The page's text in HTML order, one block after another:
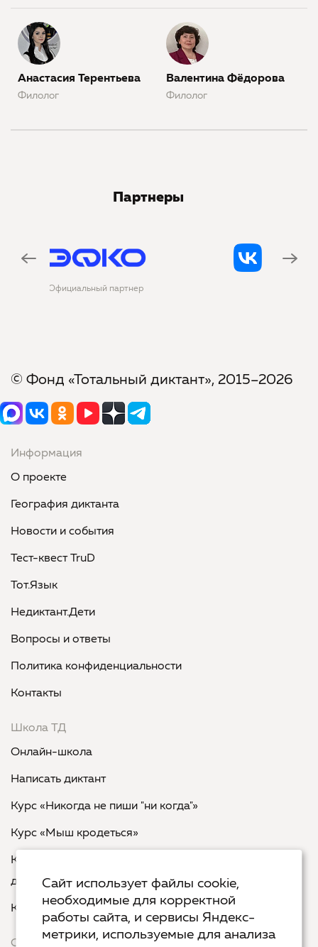
Анастасия Терентьева
Филолог
Валентина Фёдорова
Филолог
Партнеры
Официальная соцсеть
© Фонд «Тотальный диктант», 2015–2026
Информация
О проекте
География диктанта
Новости и события
Тест-квест TruD
Тот.Язык
Недиктант.Дети
Вопросы и ответы
Политика конфиденциальности
Контакты
Школа ТД
Онлайн-школа
Написать диктант
Курс «Никогда не пиши "ни когда"»
Курс «Мыш кродеться»
Курс «Русская пунктуация: болевые точки... и
двоеточия»
Курс «Я пишу - мне отвечают»
Сервисы
Сайт использует файлы cookie,
необходимые для корректной
работы сайта, и сервисы Яндекс-
метрики, используемые для анализа